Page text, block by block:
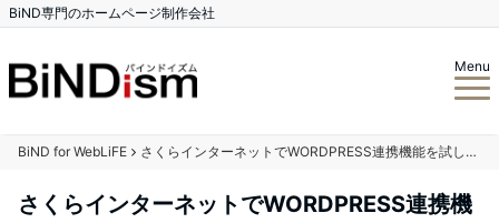
BiND専門のホームページ制作会社
Menu
BiND for WebLiFE さくらインターネットでWORDPRESS連携機能を試してみました
さくらインターネットでWORDPRESS連携機